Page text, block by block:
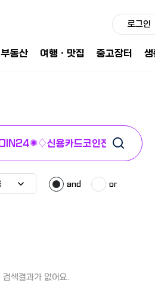
로그인
부동산 여행ㆍ맛집 중고장터
and or
검색결과가 없어요.